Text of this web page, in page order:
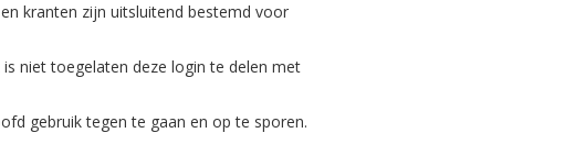
kranten zijn uitsluitend bestemd voor
niet toegelaten deze login te delen met
gebruik tegen te gaan en op te sporen.